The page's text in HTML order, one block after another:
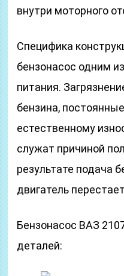
внутри моторного
Специфика
бензонасос одним
питания.
бензина,
естественному
служат причиной
результате подача
двигатель
Бензонасос ВАЗ
деталей: